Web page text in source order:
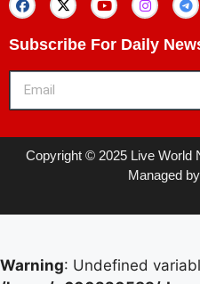
Subscribe For Daily
Copyright © 2025 Live World
Managed
Warning: Undefined